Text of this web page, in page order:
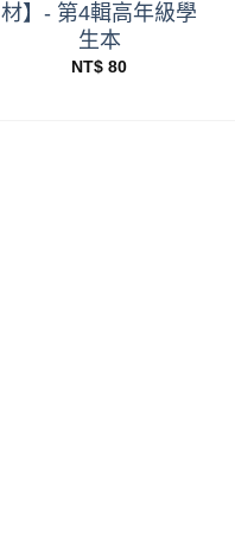
材】- 第4輯高年級學
生本
NT$ 80